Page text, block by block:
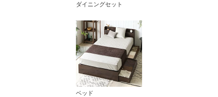
ダイニングセット
ベッド